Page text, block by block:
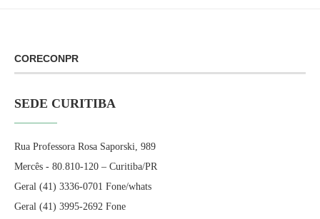
CORECONPR
SEDE CURITIBA
Rua Professora Rosa Saporski, 989
Mercês - 80.810-120 – Curitiba/PR
Geral (41) 3336-0701 Fone/whats
Geral (41) 3995-2692 Fone